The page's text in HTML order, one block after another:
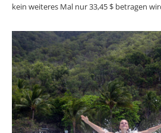
kein weiteres Mal nur 33,45 $ betragen